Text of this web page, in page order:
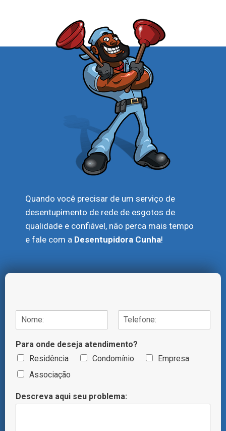
Quando você precisar de um serviço de
desentupimento de rede de esgotos de
qualidade e confiável, não perca mais tempo
e fale com a Desentupidora Cunha!
e
/
e
e
f
o
m
e
b
r
e
Para onde deseja atendimento?
Residência
Condomínio
Empresa
Associação
Descreva aqui seu problema: